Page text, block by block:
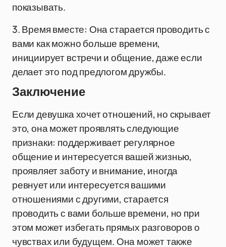
показывать.
3. Время вместе: Она старается проводить с
вами как можно больше времени,
инициирует встречи и общение, даже если
делает это под предлогом дружбы.
Заключение
Если девушка хочет отношений, но скрывает
это, она может проявлять следующие
признаки: поддерживает регулярное
общение и интересуется вашей жизнью,
проявляет заботу и внимание, иногда
ревнует или интересуется вашими
отношениями с другими, старается
проводить с вами больше времени, но при
этом может избегать прямых разговоров о
чувствах или будущем. Она может также